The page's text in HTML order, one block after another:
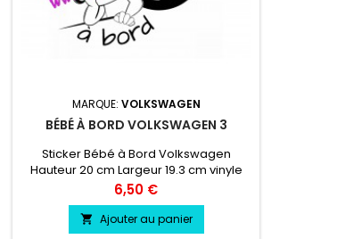
MARQUE: VOLKSWAGEN
BÉBÉ À BORD VOLKSWAGEN 3
Sticker Bébé à Bord Volkswagen
Hauteur 20 cm Largeur 19.3 cm vinyle
professionnel très résistant résiste a
l'eau, essence, chaleur, froid.
Prix
6,50 €
 Ajouter au panier